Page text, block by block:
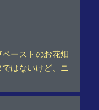
ーストのお花畑
はないけど、ニ